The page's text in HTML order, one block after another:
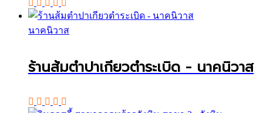
นาคนิวาส
ร้านส้มตำปาเกียวตำระเบิด - นาคนิวาส